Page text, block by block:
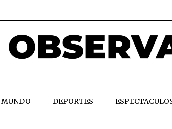
MUNDO DEPORTES